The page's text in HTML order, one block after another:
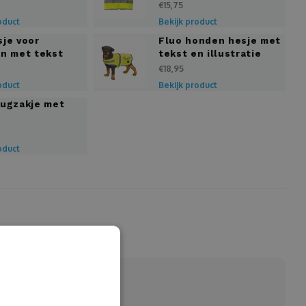
€15,75
Bekijk product
voor
met tekst
Fluo honden hesje met
tekst en illustratie
€18,95
Bekijk product
met